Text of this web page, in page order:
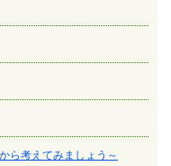
ら考えてみましょう～